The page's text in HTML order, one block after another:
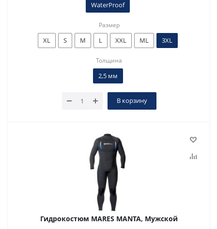
WaterProof
Размер
XL S M L XXL ML 3XL
Толщина
2,5 мм
В корзину
Гидрокостюм MARES MANTA, Мужской